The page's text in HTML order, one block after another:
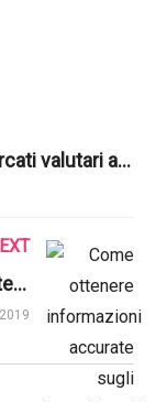
Ersel. Obbligazioni e mercati valutari a fine ottobre 2019
Come ottenere informazioni accurate sugli investimenti | Financial Times